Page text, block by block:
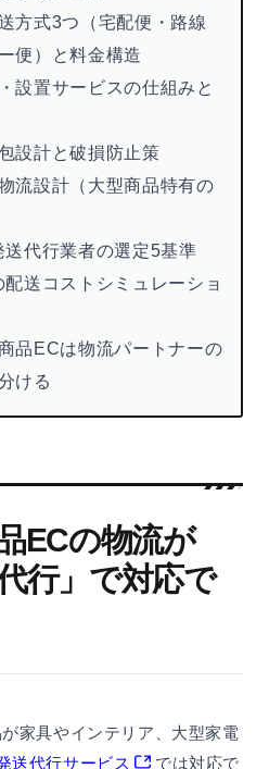
方式3つ（宅配便・路線
便）と料金構造
設置サービスの仕組みと
設計と破損防止策
流設計（大型商品特有の
代行業者の選定5基準
送コストシミュレーショ
品ECは物流パートナーの
ける
ECの物流が
行」で対応で
家具やインテリア、大型家電
送代行サービス では対応で